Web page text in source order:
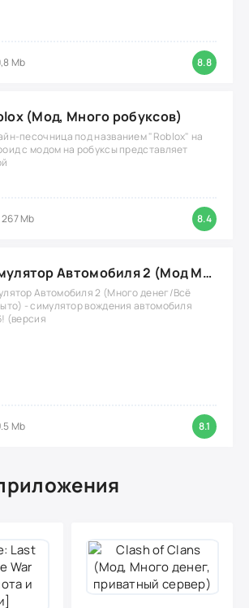
Mb 8.8
(Мод, Много робуксов)
песочница под названием "Roblox" на
с модом на робуксы представляет
267 Mb 8.4
Симулятор Автомобиля 2 (Мод Много денег/Всё открыто)
Автомобиля 2 (Много денег/Всё
- симулятор вождения автомобиля
(версия
Mb 8.1